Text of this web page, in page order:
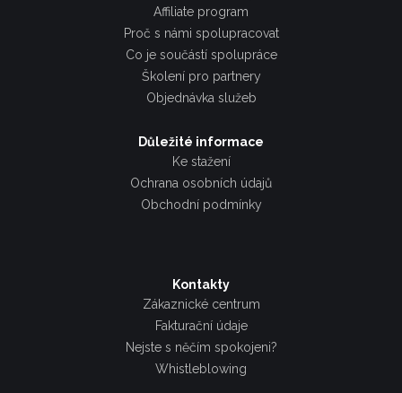
Affiliate program
Proč s námi spolupracovat
Co je součástí spolupráce
Školení pro partnery
Objednávka služeb
Důležité informace
Ke stažení
Ochrana osobních údajů
Obchodní podmínky
Kontakty
Zákaznické centrum
Fakturační údaje
Nejste s něčím spokojeni?
Whistleblowing